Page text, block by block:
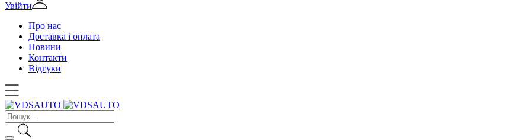
Увійти
Про нас
Доставка і оплата
Новини
Контакти
Відгуки